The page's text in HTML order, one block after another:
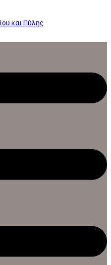
και Πύλης